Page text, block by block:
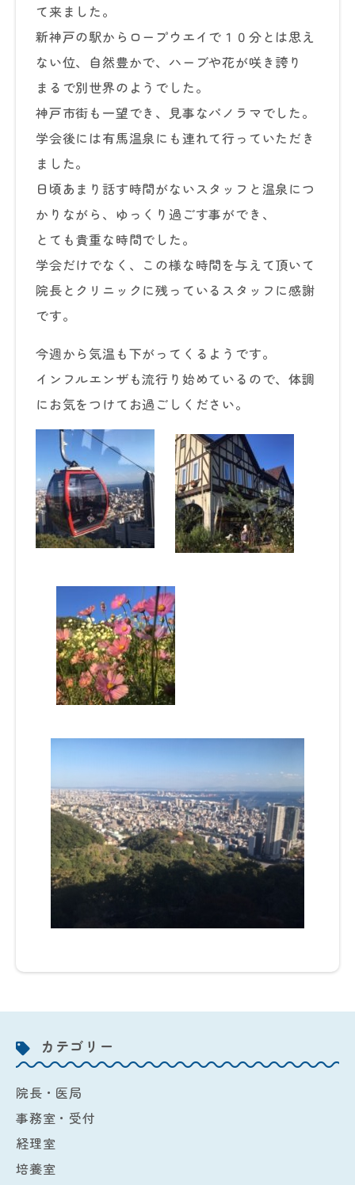
て来ました。
新神戸の駅からロープウエイで１０分とは思え
ない位、自然豊かで、ハーブや花が咲き誇り
まるで別世界のようでした。
神戸市街も一望でき、見事なパノラマでした。
学会後には有馬温泉にも連れて行っていただき
ました。
日頃あまり話す時間がないスタッフと温泉につ
かりながら、ゆっくり過ごす事ができ、
とても貴重な時間でした。
学会だけでなく、この様な時間を与えて頂いて
院長とクリニックに残っているスタッフに感謝
です。
今週から気温も下がってくるようです。
インフルエンザも流行り始めているので、体調
にお気をつけてお過ごしください。
カテゴリー
院長・医局
事務室・受付
経理室
培養室